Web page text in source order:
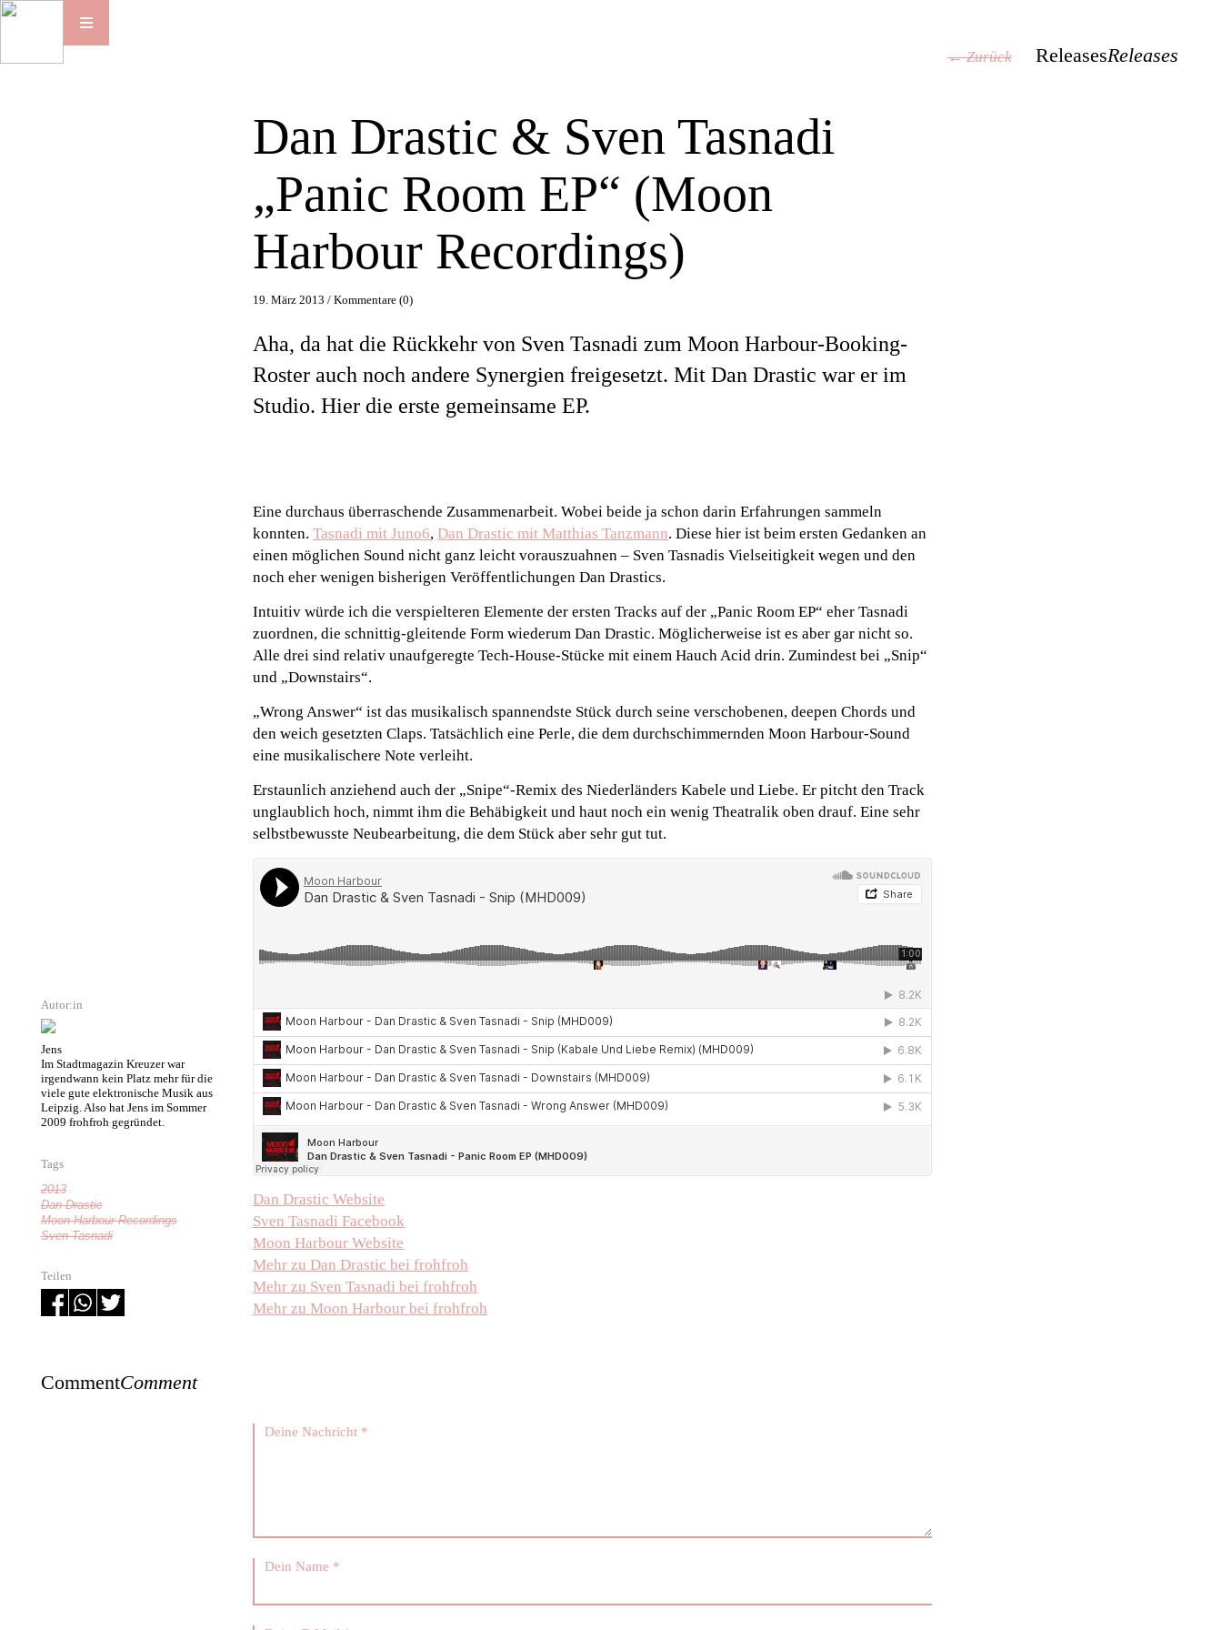
← Zurück ReleasesReleases
Autor:in
Jens
Im Stadtmagazin Kreuzer war
irgendwann kein Platz mehr für die
viele gute elektronische Musik aus
Leipzig. Also hat Jens im Sommer
2009 frohfroh gegründet.
Tags
2013
Dan Drastic
Moon Harbour Recordings
Sven Tasnadi
Teilen
Dan Drastic & Sven Tasnadi
„Panic Room EP“ (Moon
Harbour Recordings)
19. März 2013 /Kommentare (0)
Aha, da hat die Rückkehr von Sven Tasnadi zum Moon Harbour-Booking-
Roster auch noch andere Synergien freigesetzt. Mit Dan Drastic war er im
Studio. Hier die erste gemeinsame EP.
Eine durchaus überraschende Zusammenarbeit. Wobei beide ja schon darin Erfahrungen sammeln
konnten.Tasnadi mit Juno6,Dan Drastic mit Matthias Tanzmann. Diese hier ist beim ersten Gedanken an
einen möglichen Sound nicht ganz leicht vorauszuahnen – Sven Tasnadis Vielseitigkeit wegen und den
noch eher wenigen bisherigen Veröffentlichungen Dan Drastics.
Intuitiv würde ich die verspielteren Elemente der ersten Tracks auf der „Panic Room EP“ eher Tasnadi
zuordnen, die schnittig-gleitende Form wiederum Dan Drastic. Möglicherweise ist es aber gar nicht so.
Alle drei sind relativ unaufgeregte Tech-House-Stücke mit einem Hauch Acid drin. Zumindest bei „Snip“
und „Downstairs“.
„Wrong Answer“ ist das musikalisch spannendste Stück durch seine verschobenen, deepen Chords und
den weich gesetzten Claps. Tatsächlich eine Perle, die dem durchschimmernden Moon Harbour-Sound
eine musikalischere Note verleiht.
Erstaunlich anziehend auch der „Snipe“-Remix des Niederländers Kabele und Liebe. Er pitcht den Track
unglaublich hoch, nimmt ihm die Behäbigkeit und haut noch ein wenig Theatralik oben drauf. Eine sehr
selbstbewusste Neubearbeitung, die dem Stück aber sehr gut tut.
Dan Drastic Website
Sven Tasnadi Facebook
Moon Harbour Website
Mehr zu Dan Drastic bei frohfroh
Mehr zu Sven Tasnadi bei frohfroh
Mehr zu Moon Harbour bei frohfroh
CommentComment